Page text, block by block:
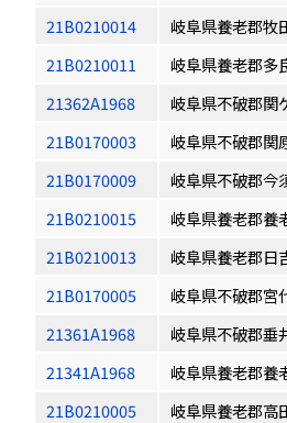
21B0210014
岐阜県養老郡牧
21B0210011
岐阜県養老郡多
21362A1968
岐阜県不破郡関
21B0170003
岐阜県不破郡関
21B0170009
岐阜県不破郡今
21B0210015
岐阜県養老郡養
21B0210013
岐阜県養老郡日
21B0170005
岐阜県不破郡宮
21361A1968
岐阜県不破郡垂
21341A1968
岐阜県養老郡養
21B0210005
岐阜県養老郡高